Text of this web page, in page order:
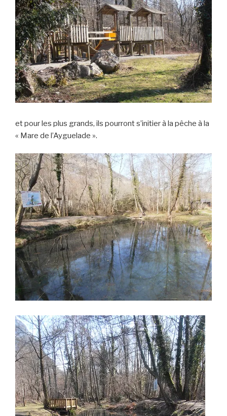
et pour les plus grands, ils pourront s’initier à la pêche à la
« Mare de l’Ayguelade ».